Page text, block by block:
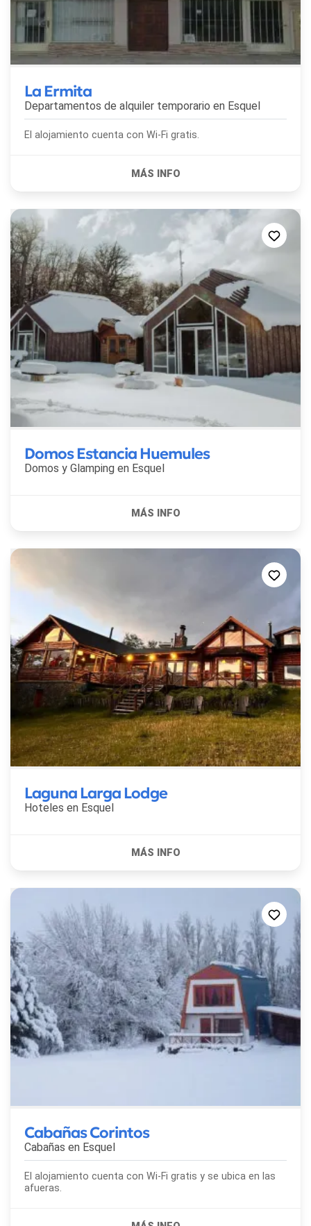
La Ermita
Departamentos de alquiler temporario en Esquel
El alojamiento cuenta con Wi-Fi gratis.
Domos Estancia Huemules
Domos y Glamping en Esquel
Laguna Larga Lodge
Hoteles en Esquel
Cabañas Corintos
Cabañas en Esquel
El alojamiento cuenta con Wi-Fi gratis y se ubica en las
afueras.